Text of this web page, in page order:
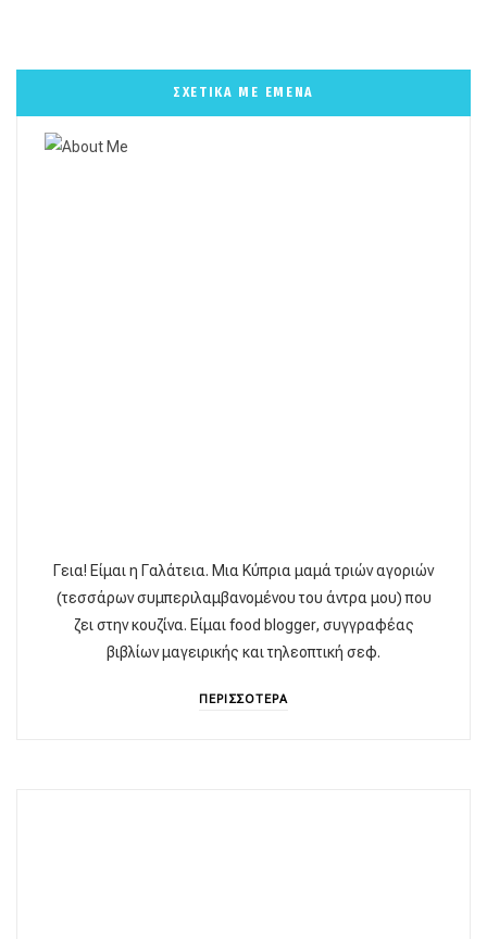
ΣΧΕΤΙΚΑ ΜΕ ΕΜΕΝΑ
Γεια! Είμαι η Γαλάτεια. Μια Κύπρια μαμά τριών αγοριών
(τεσσάρων συμπεριλαμβανομένου του άντρα μου) που
ζει στην κουζίνα. Είμαι food blogger, συγγραφέας
βιβλίων μαγειρικής και τηλεοπτική σεφ.
ΠΕΡΙΣΣΟΤΕΡΑ